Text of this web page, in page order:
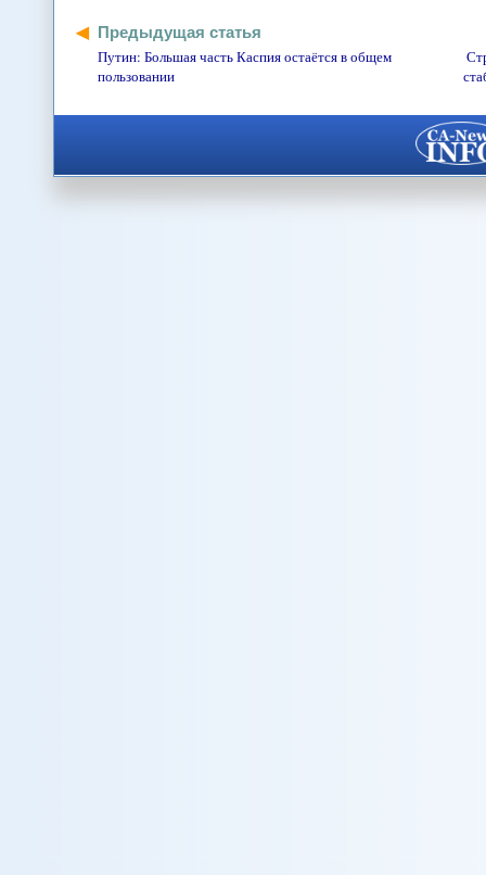
Предыдущая статья
Путин: Большая часть Каспия остаётся в общем
пользовании